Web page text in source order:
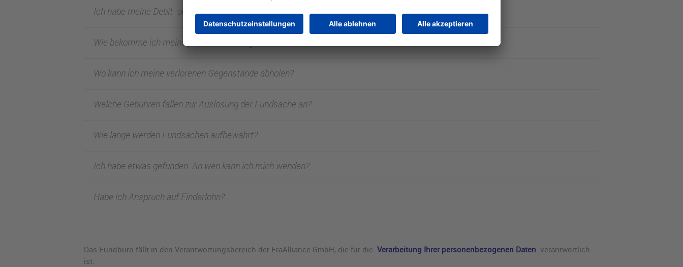
Ich habe meine Debit- oder Kreditkarte verloren. Was kann ich tun?
Wie bekomme ich meine persönlichen Gegenstände wieder?
Wo kann ich meine verlorenen Gegenstände abholen?
Welche Gebühren fallen zur Auslösung der Fundsache an?
Wie lange werden Fundsachen aufbewahrt?
Ich habe etwas gefunden. An wen kann ich mich wenden?
Habe ich Anspruch auf Finderlohn?
Das Fundbüro fällt in den Verantwortungsbereich der FraAlliance GmbH, die für die Verarbeitung Ihrer personenbezogenen Daten verantwortlich
ist.